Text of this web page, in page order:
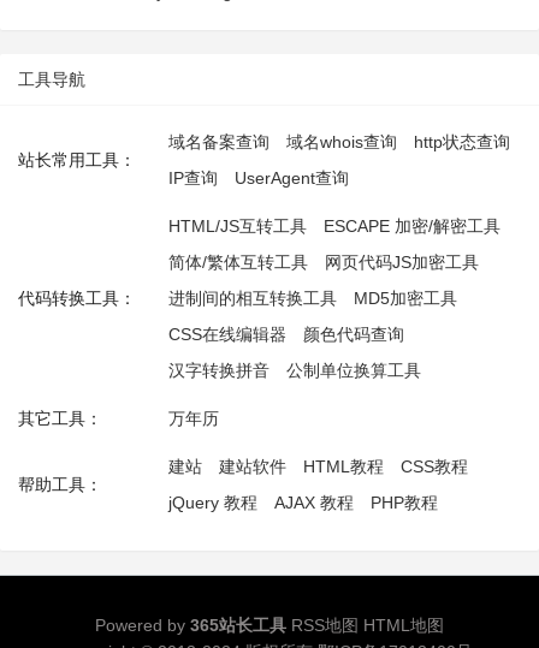
工具导航
站长常用工具：
域名备案查询 域名whois查询
http状态查询
IP查询
UserAgent查询
代码转换工具：
HTML/JS互转工具
ESCAPE 加密/解密工具
简体/繁体互转工具
网页代码JS加密工具
进制间的相互转换工具
MD5加密工具
CSS在线编辑器
颜色代码查询
汉字转换拼音
公制单位换算工具
其它工具： 万年历
帮助工具：
建站 建站软件 HTML教程
CSS教程
jQuery 教程
AJAX 教程 PHP教程
Powered by 365站长工具 RSS地图 HTML地图